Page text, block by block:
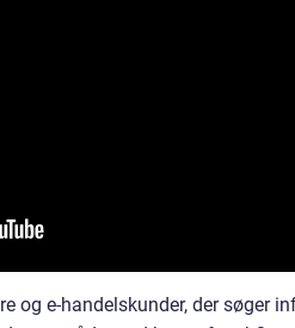
og e-handelskunder, der søger